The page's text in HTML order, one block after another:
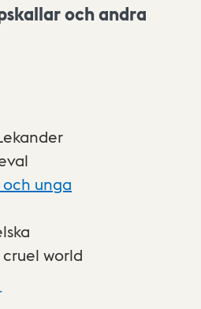
och andra
och unga
world